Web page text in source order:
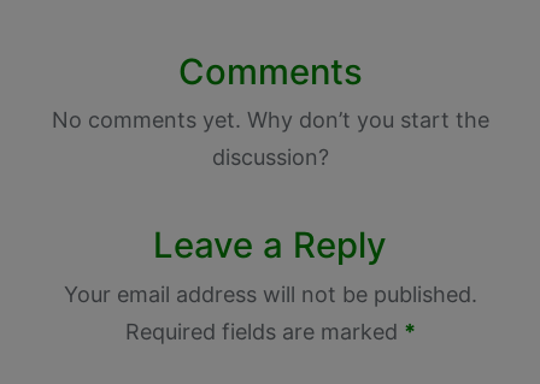
Comments
No comments yet. Why don’t you start the
discussion?
Leave a Reply
Your email address will not be published.
Required fields are marked *